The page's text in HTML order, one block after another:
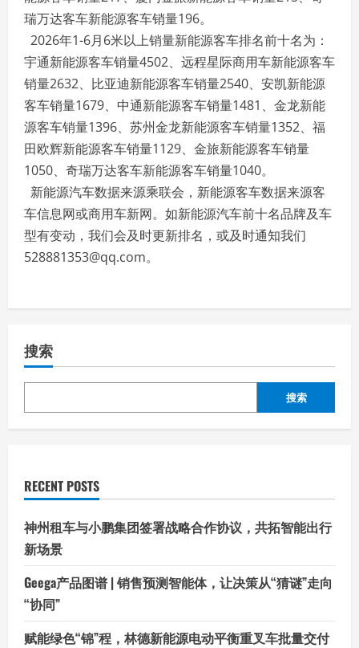
瑞万达客车新能源客车销量196。
2026年1-6月6米以上销量新能源客车排名前十名为：
宇通新能源客车销量4502、远程星际商用车新能源客车
销量2632、比亚迪新能源客车销量2540、安凯新能源
客车销量1679、中通新能源客车销量1481、金龙新能
源客车销量1396、苏州金龙新能源客车销量1352、福
田欧辉新能源客车销量1129、金旅新能源客车销量
1050、奇瑞万达客车新能源客车销量1040。
新能源汽车数据来源乘联会，新能源客车数据来源客
车信息网或商用车新网。如新能源汽车前十名品牌及车
型有变动，我们会及时更新排名，或及时通知我们
528881353@qq.com。
搜索
搜索
RECENT POSTS
神州租车与小鹏集团签署战略合作协议，共拓智能出行
新场景
Geega产品图谱 | 销售预测智能体，让决策从“猜谜”走向
“协同”
赋能绿色“锦”程，林德新能源电动平衡重叉车批量交付